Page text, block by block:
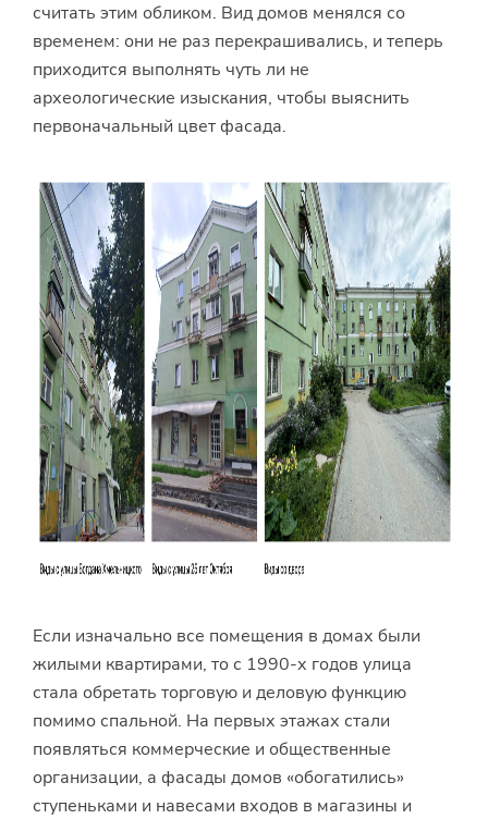
считать этим обликом. Вид домов менялся со
временем: они не раз перекрашивались, и теперь
приходится выполнять чуть ли не
археологические изыскания, чтобы выяснить
первоначальный цвет фасада.
Если изначально все помещения в домах были
жилыми квартирами, то с 1990-х годов улица
стала обретать торговую и деловую функцию
помимо спальной. На первых этажах стали
появляться коммерческие и общественные
организации, а фасады домов «обогатились»
ступеньками и навесами входов в магазины и